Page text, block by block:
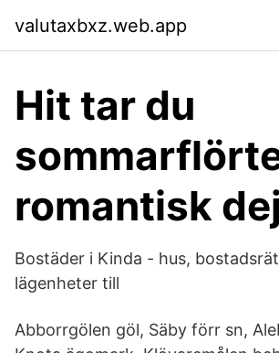
valutaxbxz.web.app
Hit tar du
romantisk
Bostäder i Kinda - hus,
lägenheter till
Abborrgölen göl, Säby förr sn,